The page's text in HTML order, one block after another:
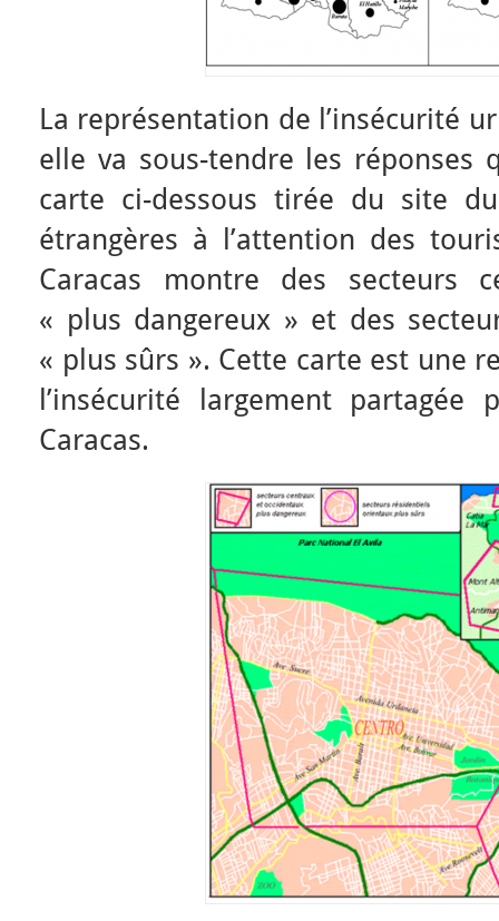
La représentation de l’insécurité
elle va sous-tendre les réponses
carte ci-dessous tirée du site
étrangères à l’attention des
Caracas montre des secteurs
« plus dangereux » et des
« plus sûrs ». Cette carte est une
l’insécurité largement partagée
Caracas.